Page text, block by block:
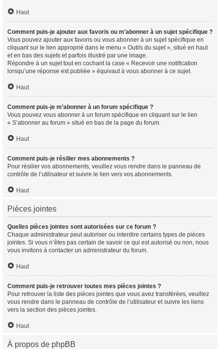
Haut
Comment puis-je ajouter aux favoris ou m’abonner à un sujet spécifique ?
Vous pouvez ajouter aux favoris ou vous abonner à un sujet spécifique en
cliquant sur le lien approprié dans le menu « Outils du sujet », situé en haut
et en bas des sujets et parfois illustré par une image.
Répondre à un sujet tout en cochant la case « Recevoir une notification
lorsqu’une réponse est publiée » équivaut à vous abonner à ce sujet.
Haut
Comment puis-je m’abonner à un forum spécifique ?
Vous pouvez vous abonner à un forum spécifique en cliquant sur le lien
« S’abonner au forum » situé en bas de la page du forum.
Haut
Comment puis-je résilier mes abonnements ?
Pour résilier vos abonnements, veuillez vous rendre dans le panneau de
contrôle de l’utilisateur et suivre le lien vers vos abonnements.
Haut
Pièces jointes
Quelles pièces jointes sont autorisées sur ce forum ?
Chaque administrateur peut autoriser ou interdire certains types de pièces
jointes. Si vous n’êtes pas certain de savoir ce qui est autorisé ou non, nous
vous invitons à contacter un administrateur du forum.
Haut
Comment puis-je retrouver toutes mes pièces jointes ?
Pour retrouver la liste des pièces jointes que vous avez transférées, veuillez
vous rendre dans le panneau de contrôle de l’utilisateur et suivre les liens
vers la section des pièces jointes.
Haut
À propos de phpBB